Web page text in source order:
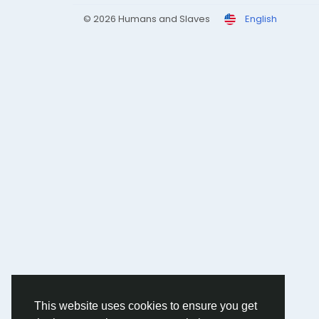
This website uses cookies to ensure you get
© 2026 Humans and Slaves English